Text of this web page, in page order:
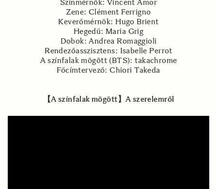
Színmérnök: Vincent Amor
Zene: Clément Ferrigno
Keverőmérnök: Hugo Brient
Hegedű: Maria Grig
Dobok: Andrea Romaggioli
Rendezőasszisztens: Isabelle Perrot
A színfalak mögött (BTS): takachrome
Főcímtervező: Chiori Takeda
【A színfalak mögött】A szerelemről